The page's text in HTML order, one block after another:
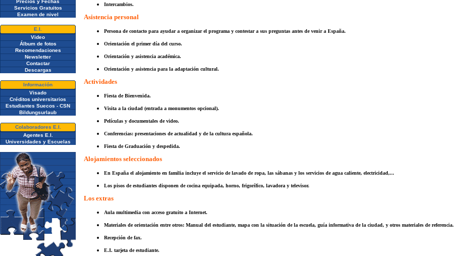
Precios y Fechas
Servicios Gratuitos
Examen de nivel
E.I.
Video
Álbum de fotos
Recomendaciones
Newsletter
Contactar
Descargas
Información
Visado
Créditos universitarios
Estudiantes Suecos - CSN
Bildungsurlaub
Colaboradores E.I.
Agentes E.I.
Universidades y Escuelas
Intercambios.
Asistencia personal
Persona de contacto para ayudar a organizar el programa y contestar a sus preguntas antes de venir a España.
Orientación el primer día del curso.
Orientación y asistencia académica.
Orientación y asistencia para la adaptación cultural.
Actividades
Fiesta de Bienvenida.
Visita a la ciudad (entrada a monumentos opcional).
Películas y documentales de video.
Conferencias: presentaciones de actualidad y de la cultura española.
Fiesta de Graduación y despedida.
Alojamientos seleccionados
En España el alojamiento en familia incluye el servicio de lavado de ropa, las sábanas y los servicios de agua caliente, electricidad,...
Los pisos de estudiantes disponen de cocina equipada, horno, frigorífico, lavadora y televisor.
Los extras
Aula multimedia con acceso gratuito a Internet.
Materiales de orientación entre otros: Manual del estudiante, mapa con la situación de la escuela, guía informativa de la ciudad, y otros materiales de referencia.
Recepción de fax.
E.I. tarjeta de estudiante.